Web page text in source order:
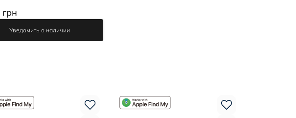
Уведомить о наличии